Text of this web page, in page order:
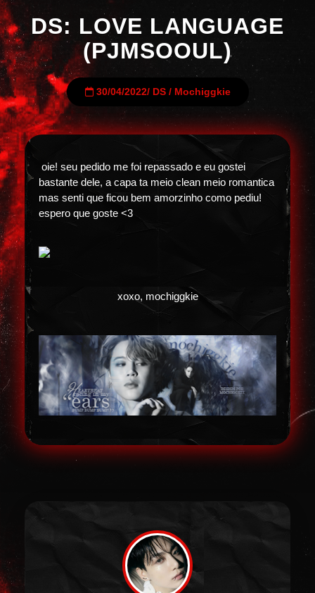
DS: LOVE LANGUAGE
(PJMSOOUL)
30/04/2022/ DS/ Mochiggkie
oie! seu pedido me foi repassado e eu gostei
bastante dele, a capa ta meio clean meio romantica
mas senti que ficou bem amorzinho como pediu!
espero que goste <3
xoxo, mochiggkie